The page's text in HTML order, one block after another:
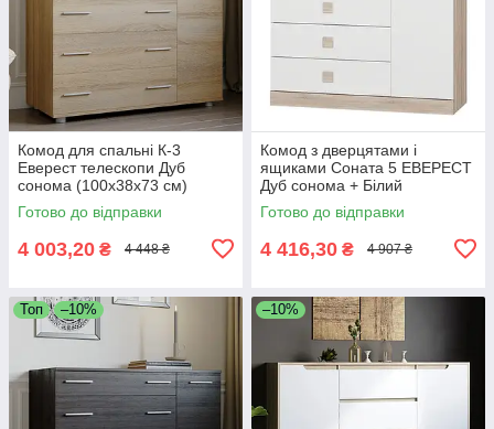
Комод для спальні К-3
Еверест телескопи Дуб
сонома (100х38х73 см)
Готово до відправки
4 003,20 ₴ 4 448 ₴
Комод з дверцятами і
ящиками Соната 5 ЕВЕРЕСТ
Дуб сонома + Білий
(105х38х93.5 см)
Готово до відправки
4 416,30 ₴ 4 907 ₴
Топ –10% –10%